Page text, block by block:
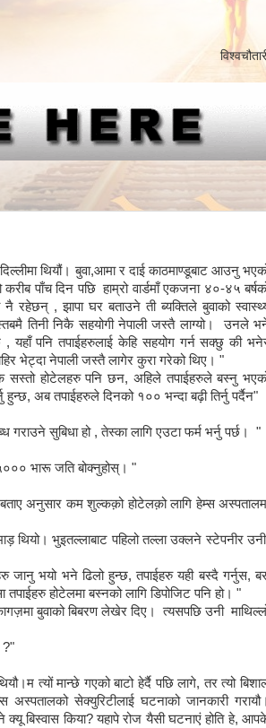
विश्वचौतारीमा यहाँलाई
थियौं। बुवा,आमा र दाई काठमाण्डूबाट आउनु
पाँच दिन पछि हाम्रो वार्डमाँ एकजना ४०-४५
रहेछन् , झापा घर बताउने ती ब्यक्तिले बुवाको
तिनी निकै सहयोगी नेपाली जस्तै लाग्यो। उनले
, यहाँ पनि तपाईहरुलाई केहि सहयोग गर्न सक्छु की
भेट्दा नेपाली जस्तै लागेर कुरा गरेको थिए। "
सस्तो होटेलहरु पनि छन, अहिले तपाईहरुले बस्नु
अब तपाईहरुले दिनको १०० भन्दा बढ़ी तिर्नु पर्दैन"
सुबिधा हो , तेस्का लागि एउटा फर्म भर्नु पर्छ। "
भारू जति बोक्नुहोस्। "
अनुसार कम शुल्कक़ो होटेलक़ो लागि हेम्स
थियो। भुइतल्लाबाट पहिलो तल्ला उक्लने स्टेपनीर उनी
जानु भयो भने ढिलो हुन्छ, तपाईहरु यही बस्दै गर्नुस,
होटेलमा बस्नको लागि डिपोजिट पनि हो। "
बुवाको बिबरण लेखेर दिए। त्यसपछि उनी
?"
त्यों मान्छे गएको बाटो हेर्दै पछि लागे, तर त्यो
सेक्युरिटीलाई घटनाको जानकारी गरायौ।
क्यू बिस्वास किया? यहापे रोज यैसी घटनाएं होति हे,